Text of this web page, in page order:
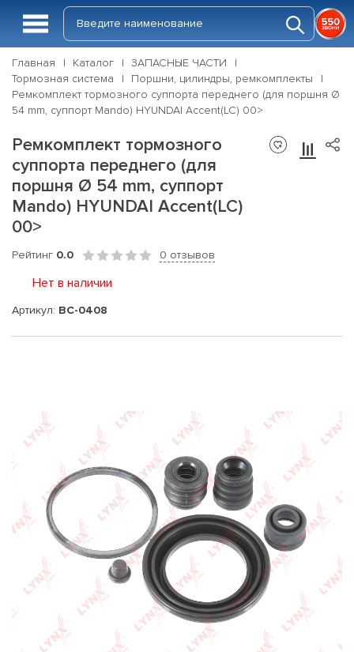
Главная Каталог
ЗАПАСНЫЕ ЧАСТИ
Тормозная система
Поршни, цилиндры, ремкомплекты
Ремкомплект тормозного суппорта переднего (для поршня Ø
54 mm, суппорт Mando) HYUNDAI Accent(LC) 00>
Ремкомплект тормозного
суппорта переднего (для
поршня Ø 54 mm, суппорт
Mando) HYUNDAI Accent(LC)
00>
Рейтинг 0.0 0 отзывов
Нет в наличии
Артикул: BC-0408